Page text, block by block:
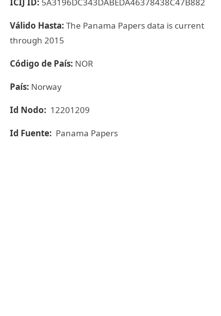
Válido Hasta: The Panama Papers data is current
through 2015
Código de País: NOR
País: Norway
Id Nodo: 12201209
Id Fuente: Panama Papers